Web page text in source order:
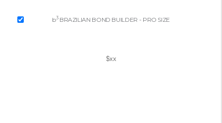
b3BRAZILIAN BOND BUILDER - PRO SIZE
$xx